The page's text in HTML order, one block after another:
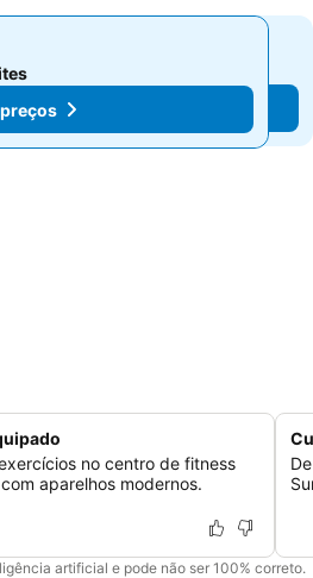
preços
no centro de fitness
aparelhos modernos.
artificial e pode não ser 100% correto.